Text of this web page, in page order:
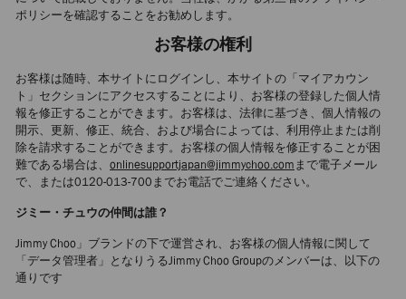
ポリシーを確認することをお勧めします。
お客様の権利
お客様は随時、本サイトにログインし、本サイトの「マイアカウン
ト」セクションにアクセスすることにより、お客様の登録した個人情
報を修正することができます。お客様は、法律に基づき、個人情報の
開示、更新、修正、統合、および場合によっては、利用停止または削
除を請求することができます。お客様の個人情報を修正することが困
難である場合は、 onlinesupportjapan@jimmychoo.comまで電子メール
で、または0120-013-700までお電話でご連絡ください。
ジミー・チュウの仲間は誰？
Jimmy Choo」ブランドの下で運営され、お客様の個人情報に関して
「データ管理者」となりうるJimmy Choo Groupのメンバーは、以下の
通りです